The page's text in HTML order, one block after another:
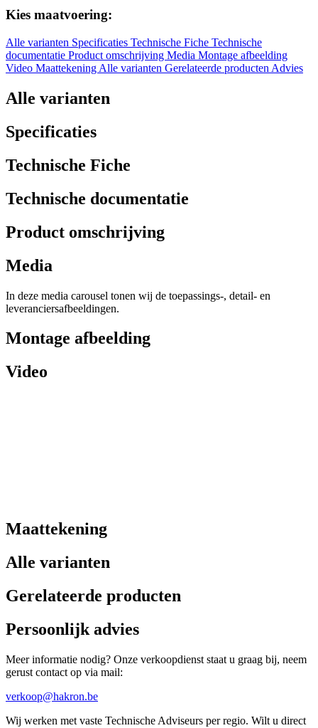
Kies maatvoering:
Alle varianten Specificaties Technische Fiche Technische
documentatie Product omschrijving Media Montage afbeelding
Video Maattekening Alle varianten Gerelateerde producten Advies
Alle varianten
Specificaties
Technische Fiche
Technische documentatie
Product omschrijving
Media
In deze media carousel tonen wij de toepassings-, detail- en
leveranciersafbeeldingen.
Montage afbeelding
Video
Maattekening
Alle varianten
Gerelateerde producten
Persoonlijk advies
Meer informatie nodig? Onze verkoopdienst staat u graag bij, neem
gerust contact op via mail:
verkoop@hakron.be
Wij werken met vaste Technische Adviseurs per regio. Wilt u direct